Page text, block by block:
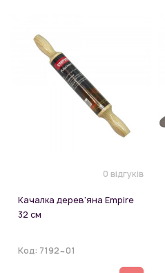
0 відгуків
Качалка дерев'яна Empire
32 см
Код: 7192~01